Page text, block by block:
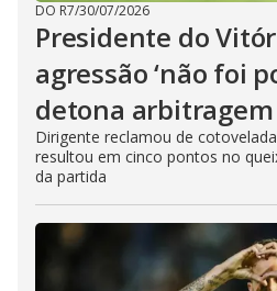
DO R7/30/07/2026
Presidente do
agressão ‘não foi
detona arbitragem
Dirigente reclamou de
resultou em cinco pontos no
da partida